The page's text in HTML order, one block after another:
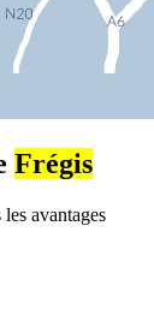
Frégis
avantages